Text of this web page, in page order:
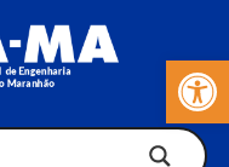
Barra de